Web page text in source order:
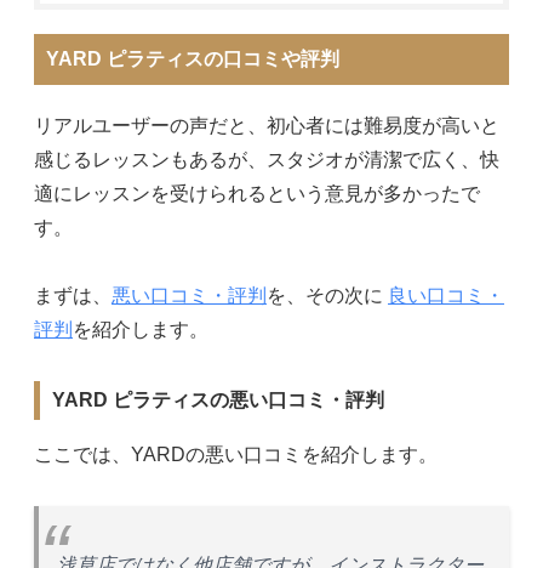
YARD ピラティスの口コミや評判
リアルユーザーの声だと、初心者には難易度が高いと
感じるレッスンもあるが、スタジオが清潔で広く、快
適にレッスンを受けられるという意見が多かったで
す。
まずは、 悪い口コミ・評判 を、その次に 良い口コミ・
評判 を紹介します。
YARD ピラティスの悪い口コミ・評判
ここでは、YARDの悪い口コミを紹介します。